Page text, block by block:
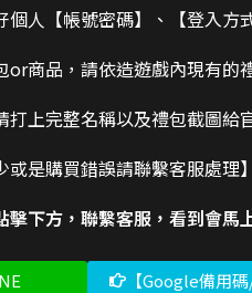
人【帳號密碼】、【登入方
or商品，請依造遊戲內現有的
打上完整名稱以及禮包截圖給
是購買錯誤請聯繫客服處理】
下方，聯繫客服，看到會馬
【Google備用